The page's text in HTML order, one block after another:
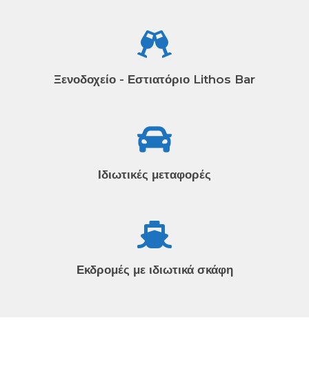
Ξενοδοχείο - Εστιατόριο Lithos Bar
Ιδιωτικές μεταφορές
Εκδρομές με ιδιωτικά σκάφη